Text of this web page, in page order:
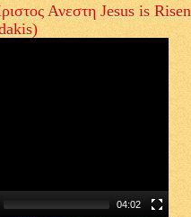
Ανεστη Jesus is Risen
04:02